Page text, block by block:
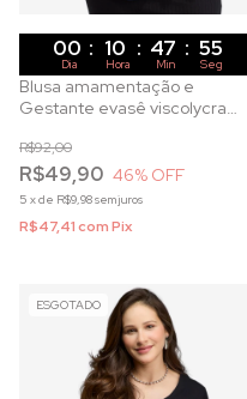
00 : 10 : 47 : 53
Dia Hora Min Seg
Blusa amamentação e
Gestante evasê viscolycra
R$49,90
R$92,00
46% OFF
5 xde R$9,98sem juros
R$47,41comPix
ESGOTADO